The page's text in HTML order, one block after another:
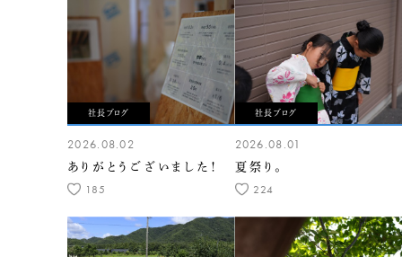
社長ブログ
2026.08.02
ありがとうございました！
185
社長ブログ
2026.08.01
夏祭り。
224